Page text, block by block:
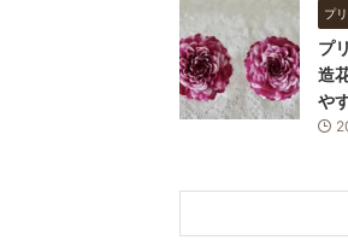
プ
プ
造
や